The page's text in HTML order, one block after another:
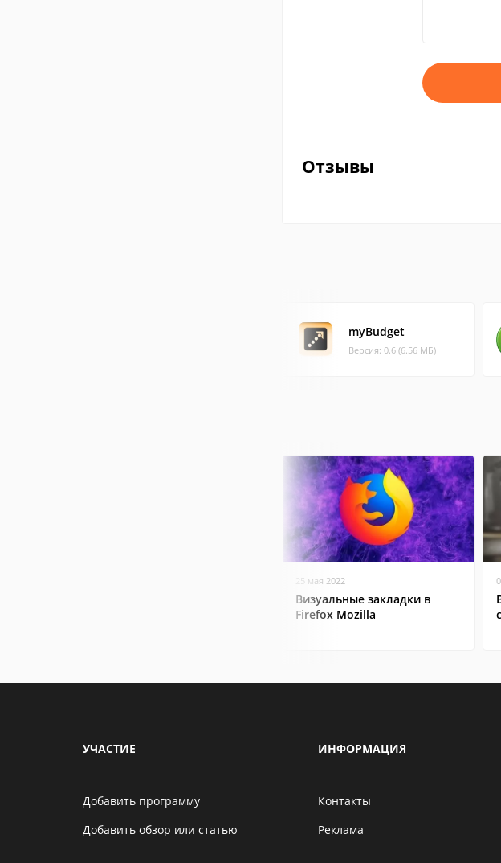
Отзывы
myBudget
Версия: 0.6 (6.56 МБ)
25 мая 2022
Визуальные закладки в
Firefox Mozilla
УЧАСТИЕ
Добавить программу
Добавить обзор или статью
ИНФОРМАЦИЯ
Контакты
Реклама